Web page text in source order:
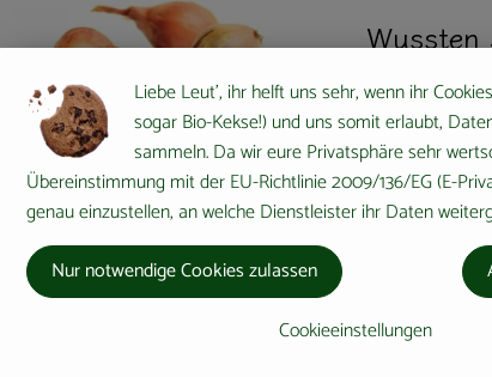
Wussten
Schalotten,
sind Speise-
und Knoblauch.
Wo
Schalotten
Name
viele
Liebe Leut', ihr helft uns sehr, wenn ihr
sogar Bio-Kekse!) und uns somit erlaubt,
sammeln. Da wir eure Privatsphäre sehr
Übereinstimmung mit der EU-Richtlinie 2009/136/EG (E-
genau einzustellen, an welche Dienstleister ihr Daten
Cookieeinstellungen
Nur notwendige Cookies zulassen